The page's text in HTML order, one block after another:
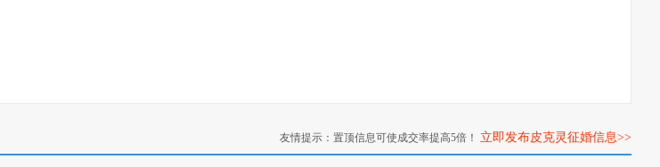
友情提示：置顶信息可使成交率提高5倍！ 立即发布皮克灵征婚信息>>